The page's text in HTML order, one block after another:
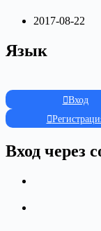
2017-08-22
Язык
Вход
Вход через